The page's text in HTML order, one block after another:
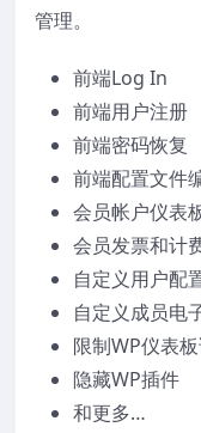
管理。
前端Log In
前端用户注册
前端密码恢复
前端配置文件
会员帐户仪表
会员发票和计
自定义用户配
自定义成员电
限制WP仪表
隐藏WP插件
和更多…